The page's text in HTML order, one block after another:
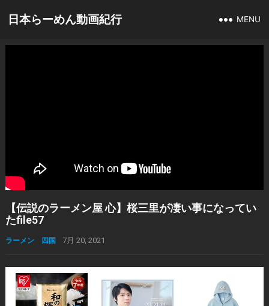
日本らーめん動画紀行 MENU
【伝説のラーメン屋 心】桜三里が凄い事になってい
たfile57
ラーメン 四国 7月 20, 2021